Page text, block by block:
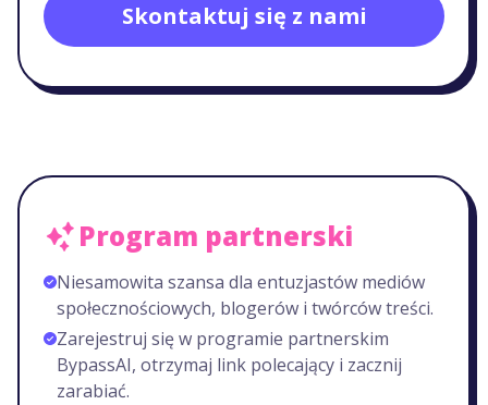
Skontaktuj się z nami
Program partnerski
Niesamowita szansa dla entuzjastów mediów
społecznościowych, blogerów i twórców treści.
Zarejestruj się w programie partnerskim
BypassAI, otrzymaj link polecający i zacznij
zarabiać.